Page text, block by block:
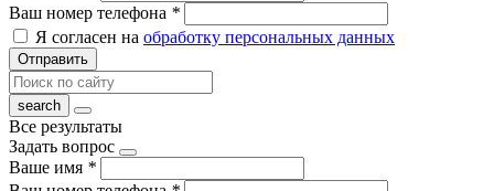
Ваш номер телефона *
Я согласен на обработку персональных данных
Отправить
Все результаты
Задать вопрос
Ваше имя *